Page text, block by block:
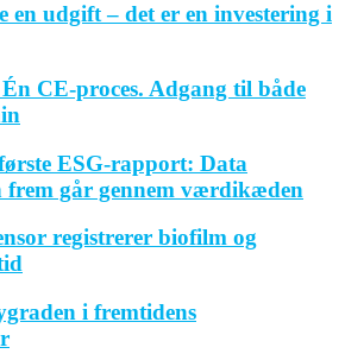
udgift – det er en investering i
CE-proces. Adgang til både
ESG-rapport: Data
frem går gennem værdikæden
registrerer biofilm og
i fremtidens